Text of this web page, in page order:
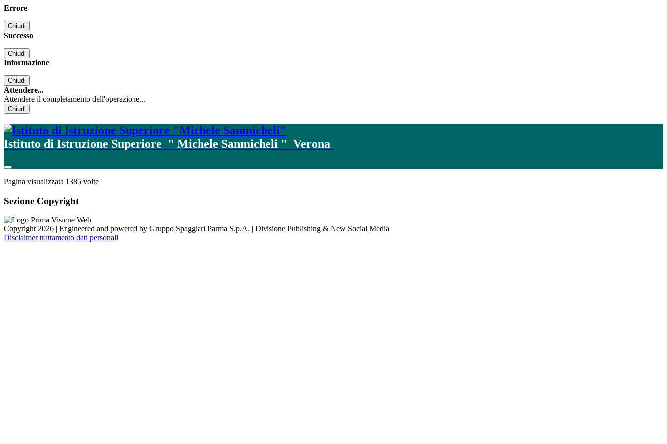
Errore
Chiudi
Successo
Chiudi
Informazione
Chiudi
Attendere...
Attendere il completamento dell'operazione...
Chiudi
Istituto di Istruzione Superiore " Michele Sanmicheli " Verona
Pagina visualizzata 1385 volte
Sezione Copyright
Copyright 2026 | Engineered and powered by Gruppo Spaggiari Parma S.p.A. | Divisione Publishing & New Social Media
Disclaimer trattamento dati personali